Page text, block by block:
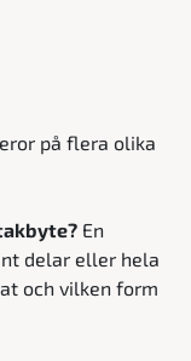
på flera olika
En
delar eller hela
och vilken form